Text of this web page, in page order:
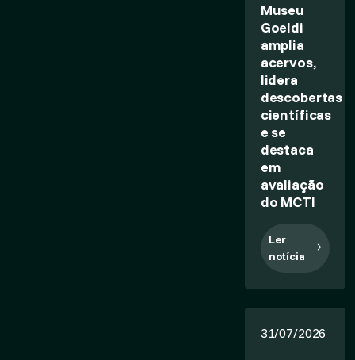
Museu
Goeldi
amplia
acervos,
lidera
descobertas
científicas
e se
destaca
em
avaliação
do MCTI
Ler
notícia
31/07/2026